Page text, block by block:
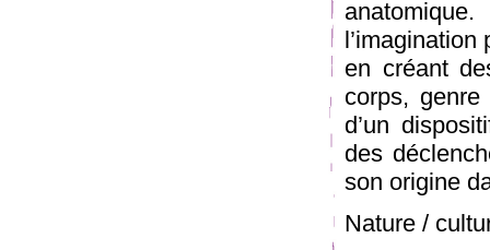
l’imagination
en créant
corps,
d’un
des
son origine
Nature /